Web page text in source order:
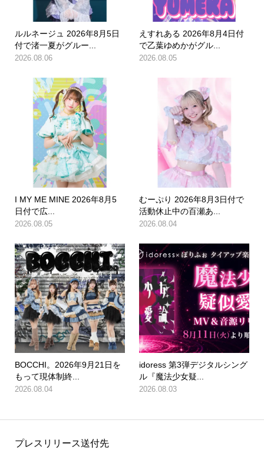
ルルネージュ 2026年8月5日
付で渚一夏がグルー...
2026.08.06
えすれある 2026年8月4日付
で乙葉ゆめかがグル...
2026.08.05
I MY ME MINE 2026年8月5
日付で広...
2026.08.05
むーぷり 2026年8月3日付で
活動休止中の百瀬あ...
2026.08.04
BOCCHI。2026年9月21日を
もって現体制終...
2026.08.04
idoress 第3弾デジタルシング
ル『魔法少女疑...
2026.08.03
プレスリリース送付先